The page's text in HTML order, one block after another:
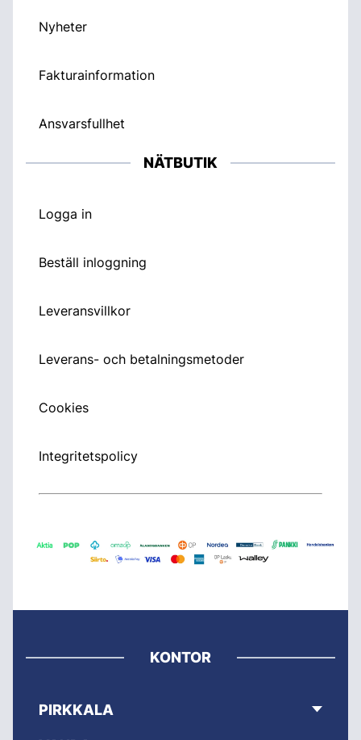
Nyheter
Fakturainformation
Ansvarsfullhet
NÄTBUTIK
Logga in
Beställ inloggning
Leveransvillkor
Leverans- och betalningsmetoder
Cookies
Integritetspolicy
KONTOR
PIRKKALA